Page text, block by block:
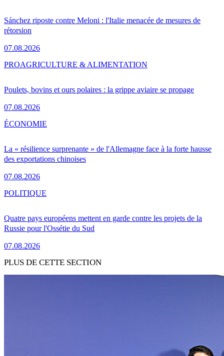
Sánchez riposte contre Meloni : l'Italie menacée de mesures de
rétorsion
07.08.2026
Poulets, bovins et ours polaires : la grippe aviaire se propage
07.08.2026
PROAGRICULTURE & ALIMENTATION
La « résilience surprenante » de l'Allemagne face à la forte hausse
des exportations chinoises
07.08.2026
ÉCONOMIE
Quatre pays européens mettent en garde contre les projets de la
Russie pour l'Ossétie du Sud
07.08.2026
POLITIQUE
PLUS DE CETTE SECTION